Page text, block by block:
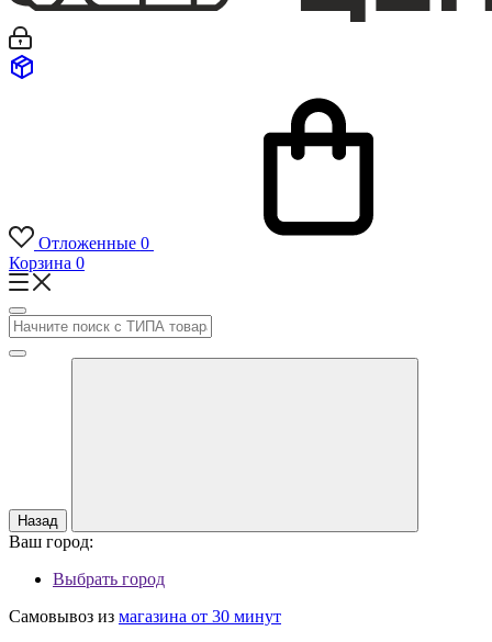
Отложенные 0
Корзина 0
Назад
Ваш город:
Выбрать город
Самовывоз из магазина от 30 минут